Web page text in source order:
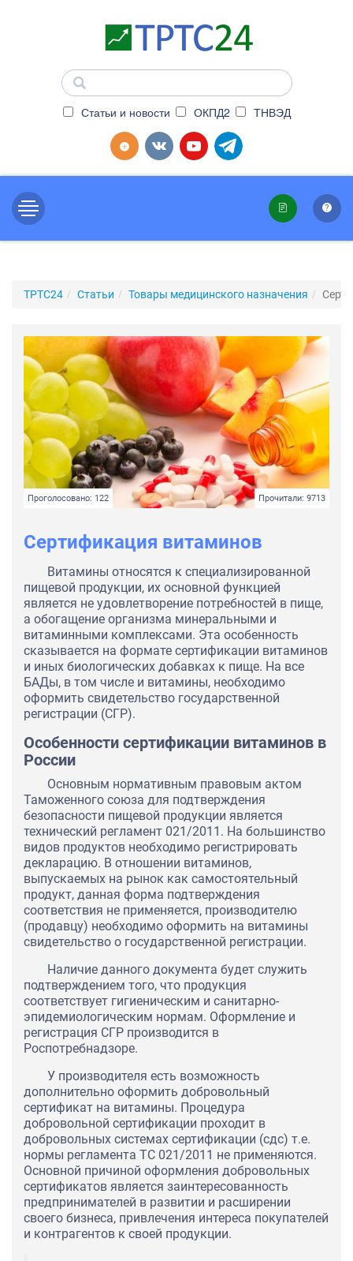
Статьи и новости ОКПД2 ТНВЭД
ТРТС24 Статьи Товары медицинского назначения
Проголосовано: 122 Прочитали: 9713
Сертификация витаминов
Витамины относятся к специализированной
пищевой продукции, их основной функцией
является не удовлетворение потребностей в пище,
а обогащение организма минеральными и
витаминными комплексами. Эта особенность
сказывается на формате сертификации витаминов
и иных биологических добавках к пище. На все
БАДы, в том числе и витамины, необходимо
оформить свидетельство государственной
регистрации (СГР).
Особенности сертификации витаминов в
России
Основным нормативным правовым актом
Таможенного союза для подтверждения
безопасности пищевой продукции является
технический регламент 021/2011. На большинство
видов продуктов необходимо регистрировать
декларацию. В отношении витаминов,
выпускаемых на рынок как самостоятельный
продукт, данная форма подтверждения
соответствия не применяется, производителю
(продавцу) необходимо оформить на витамины
свидетельство о государственной регистрации.
Наличие данного документа будет служить
подтверждением того, что продукция
соответствует гигиеническим и санитарно-
эпидемиологическим нормам. Оформление и
регистрация СГР производится в
Роспотребнадзоре.
У производителя есть возможность
дополнительно оформить добровольный
сертификат на витамины. Процедура
добровольной сертификации проходит в
добровольных системах сертификации (сдс) т.е.
нормы регламента ТС 021/2011 не применяются.
Основной причиной оформления добровольных
сертификатов является заинтересованность
предпринимателей в развитии и расширении
своего бизнеса, привлечения интереса покупателей
и контрагентов к своей продукции.